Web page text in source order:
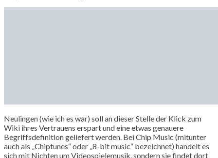
Neulingen (wie ich es war) soll an dieser Stelle der Klick zum
Wiki ihres Vertrauens erspart und eine etwas genauere
Begriffsdefinition geliefert werden. Bei Chip Music (mitunter
auch als „Chiptunes“ oder „8-bit music“ bezeichnet) handelt es
sich mit Nichten um Videospielemusik, sondern sie findet dort